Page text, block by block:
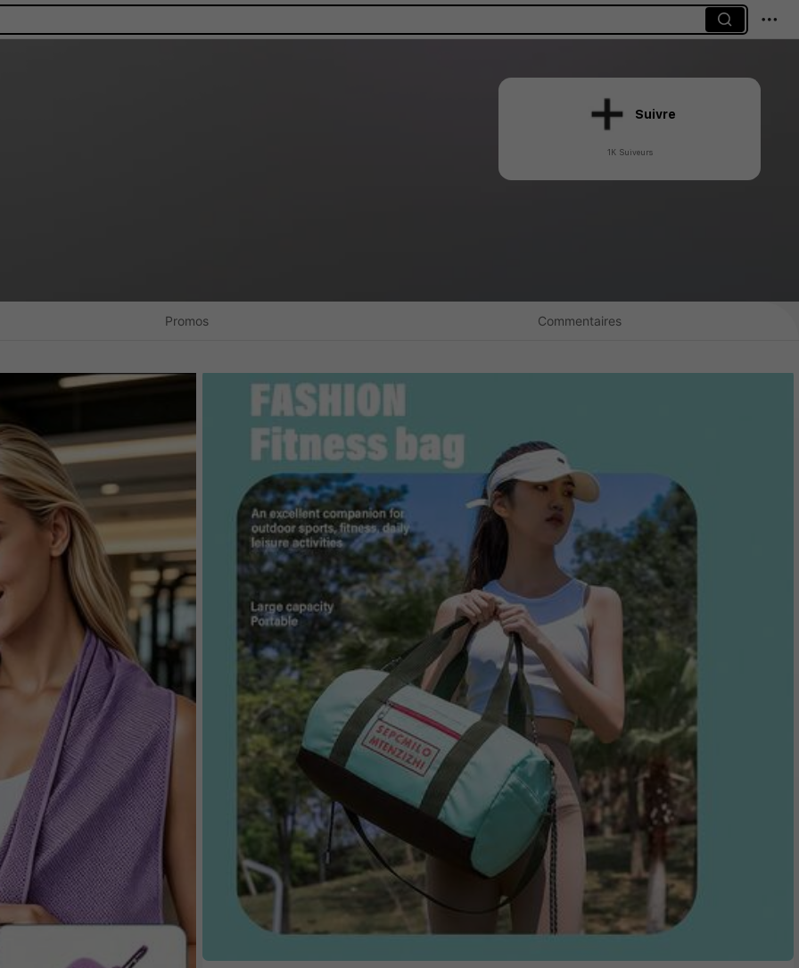
Suivre
1K Suiveurs
Promos Commentaires